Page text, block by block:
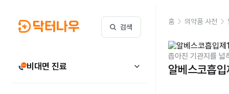
검색
비대면 진료
홈 의약품 사전
좁아진 기관지를 넓
알베스코흡